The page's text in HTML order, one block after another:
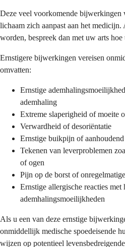
Deze veel voorkomende bijwerkingen
lichaam zich aanpast aan het
worden, bespreek dan met uw arts hoe
Ernstigere bijwerkingen vereisen
omvatten:
Ernstige
ademhaling
Extreme slaperigheid of moeite
Verwardheid of desoriëntatie
Ernstige buikpijn of aanhoudend
Tekenen van leverproblemen
of ogen
Pijn op de borst of
Ernstige allergische reacties
ademhalingsmoeilijkheden
Als u een van deze ernstige
onmiddellijk medische spoedeisende
wijzen op potentieel